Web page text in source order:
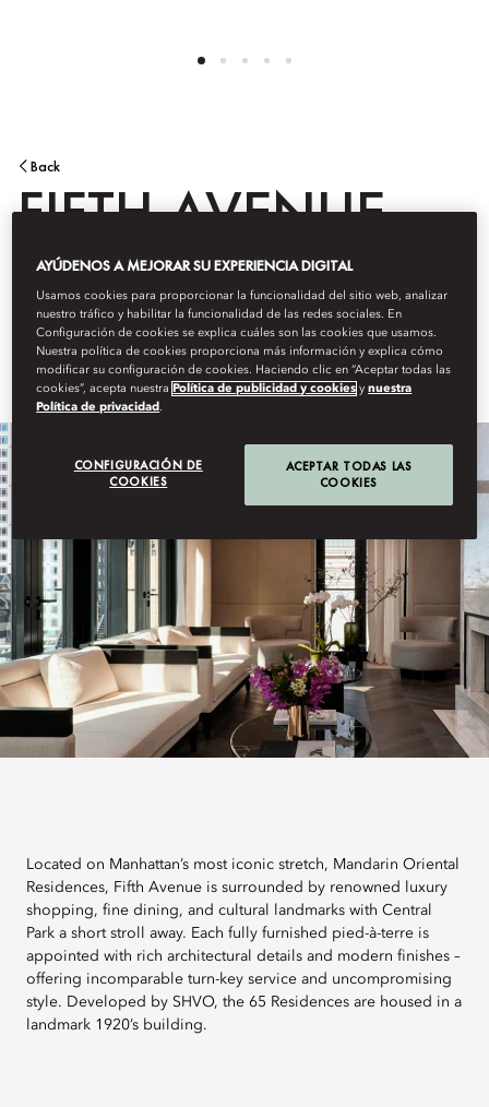
Back
FIFTH AVENUE
NEW YORK
Learn More
Located on Manhattan’s most iconic stretch, Mandarin Oriental
Residences, Fifth Avenue is surrounded by renowned luxury
shopping, fine dining, and cultural landmarks with Central
Park a short stroll away. Each fully furnished pied-à-terre is
appointed with rich architectural details and modern finishes –
offering incomparable turn-key service and uncompromising
style. Developed by SHVO, the 65 Residences are housed in a
landmark 1920’s building.
AYÚDENOS A MEJORAR SU EXPERIENCIA DIGITAL
Usamos cookies para proporcionar la funcionalidad del sitio web, analizar
nuestro tráfico y habilitar la funcionalidad de las redes sociales. En
Configuración de cookies se explica cuáles son las cookies que usamos.
Nuestra política de cookies proporciona más información y explica cómo
modificar su configuración de cookies. Haciendo clic en “Aceptar todas las
cookies”, acepta nuestra Política de publicidad y cookies ynuestra
Política de privacidad .
CONFIGURACIÓN DE
COOKIES
ACEPTAR TODAS LAS
COOKIES